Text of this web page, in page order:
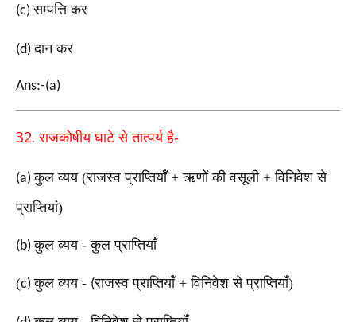
(c)सम्पत्ति कर
(d)दान कर
Ans:-(a)
32.राजकोषीय घाटे से तात्पर्य है-
(a)कुल व्यय (राजस्व प्राप्तियाँ + ऋणों की वसूली + विनिवेश से
प्राप्तियां)
(b)कुल व्यय - कुल प्राप्तियाँ
(c)कुल व्यय - (राजस्व प्राप्तियाँ + विनिवेश से प्राप्तियाँ)